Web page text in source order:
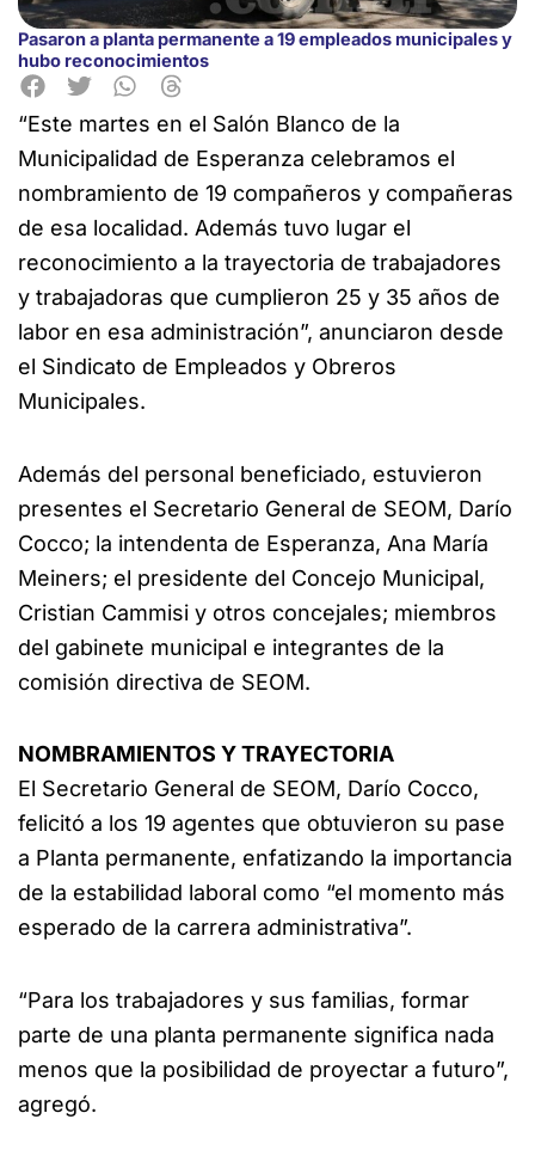
Pasaron a planta permanente a 19 empleados municipales y
hubo reconocimientos
“Este martes en el Salón Blanco de la
Municipalidad de Esperanza celebramos el
nombramiento de 19 compañeros y compañeras
de esa localidad. Además tuvo lugar el
reconocimiento a la trayectoria de trabajadores
y trabajadoras que cumplieron 25 y 35 años de
labor en esa administración”, anunciaron desde
el Sindicato de Empleados y Obreros
Municipales.
Además del personal beneficiado, estuvieron
presentes el Secretario General de SEOM, Darío
Cocco; la intendenta de Esperanza, Ana María
Meiners; el presidente del Concejo Municipal,
Cristian Cammisi y otros concejales; miembros
del gabinete municipal e integrantes de la
comisión directiva de SEOM.
NOMBRAMIENTOS Y TRAYECTORIA
El Secretario General de SEOM, Darío Cocco,
felicitó a los 19 agentes que obtuvieron su pase
a Planta permanente, enfatizando la importancia
de la estabilidad laboral como “el momento más
esperado de la carrera administrativa”.
“Para los trabajadores y sus familias, formar
parte de una planta permanente significa nada
menos que la posibilidad de proyectar a futuro”,
agregó.